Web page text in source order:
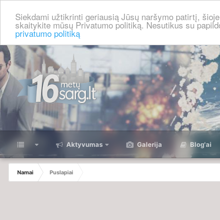
Siekdami užtikrinti geriausią Jūsų naršymo patirtį,
skaitykite mūsų Privatumo politiką. Nesutikus su
privatumo politiką
Aktyvumas Galerija Blog'ai
Namai Puslapiai